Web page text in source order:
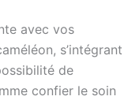
avec vos
s’intégrant
de
confier le soin